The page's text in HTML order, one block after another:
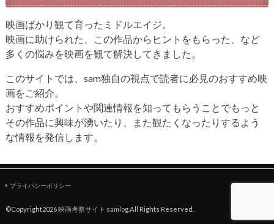
映画ばかり観て育ったミドルエイジ。
映画に助けられた、この作品からヒントをもらった、など
多くの悩みを映画を観て解決してきました。
このサイトでは、sam独自の視点で読者に必見のおすすめ映
画をご紹介。
おすすめポイントや関連情報を知ってもらうことでもっと
その作品に興味が湧いたり、また観たくなったりするよう
な情報を発信します。
プライバシーポリシー
©Copyright2026映画考察サイト samlog.All Rights Reserved.